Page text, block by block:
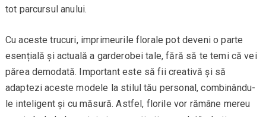
tot parcursul anului.
Cu aceste trucuri, imprimeurile florale pot deveni o parte
esențială și actuală a garderobei tale, fără să te temi că vei
părea demodată. Important este să fii creativă și să
adaptezi aceste modele la stilul tău personal, combinându-
le inteligent și cu măsură. Astfel, florile vor rămâne mereu